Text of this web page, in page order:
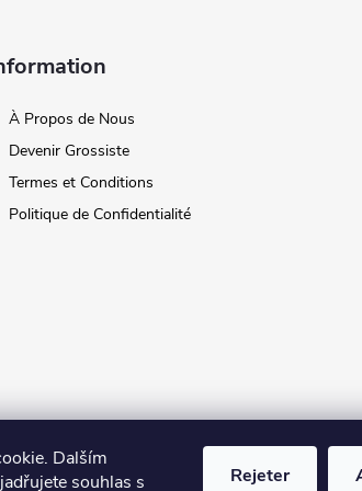
Dalším
souhlas s
Rejeter
À Propos de Nous
Devenir Grossiste
Termes et Conditions
Politique de Confidentialité